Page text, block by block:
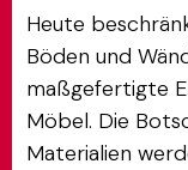
Heute
Böden und
maßgefertigte
Möbel. Die
Materialien